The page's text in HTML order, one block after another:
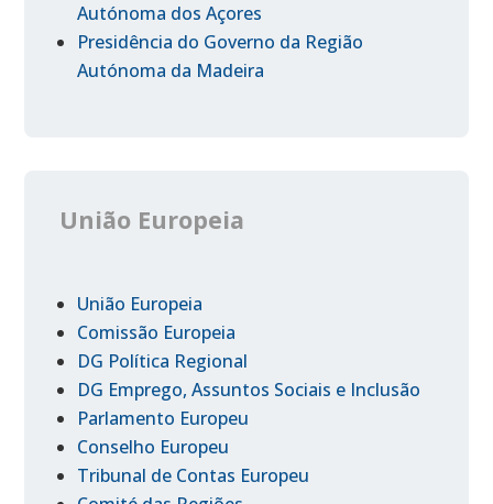
Autónoma dos Açores
Presidência do Governo da Região
Autónoma da Madeira
União Europeia
União Europeia
Comissão Europeia
DG Política Regional
DG Emprego, Assuntos Sociais e Inclusão
Parlamento Europeu
Conselho Europeu
Tribunal de Contas Europeu